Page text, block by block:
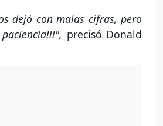
dejó con malas cifras, pero
precisó Donald